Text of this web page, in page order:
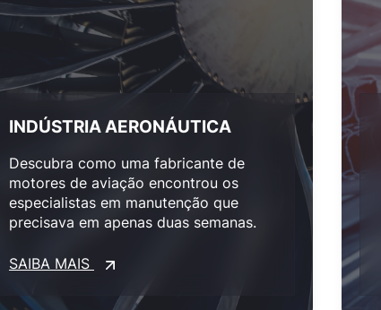
INDÚSTRIA AERONÁUTICA
Descubra como uma fabricante de
motores de aviação encontrou os
especialistas em manutenção que
precisava em apenas duas semanas.
SAIBA MAIS